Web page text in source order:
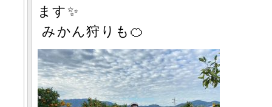
ます✨
みかん狩りも🍊